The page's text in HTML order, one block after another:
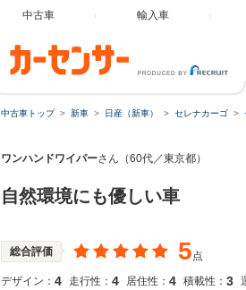
中古車 輸入車
中古車トップ 新車 日産（新車） セレナカーゴ
ワンハンドワイパーさん（60代／東京都）
自然環境にも優しい車
総合評価 5点
デザイン： 4 走行性： 4 居住性： 4 積載性： 3